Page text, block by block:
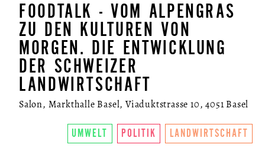
FOODTALK - VOM ALPENGRAS
ZU DEN KULTUREN VON
MORGEN. DIE ENTWICKLUNG
DER SCHWEIZER
LANDWIRTSCHAFT
Salon, Markthalle Basel, Viaduktstrasse 10, 4051 Basel
UMWELT POLITIK LANDWIRTSCHAFT